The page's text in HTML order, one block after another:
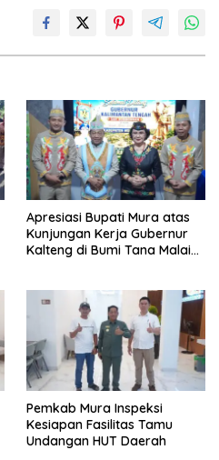
Apresiasi Bupati Mura atas
Kunjungan Kerja Gubernur
Kalteng di Bumi Tana Malai
Pemkab Mura Inspeksi
Kesiapan Fasilitas Tamu
Undangan HUT Daerah